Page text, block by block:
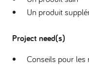
Un produit
Project need(s)
Conseils pour les